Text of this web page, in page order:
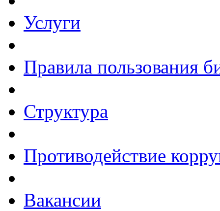
Услуги
Правила пользования
Структура
Противодействие
Вакансии